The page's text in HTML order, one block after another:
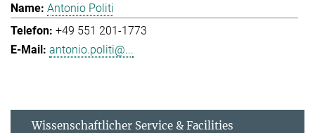
Antonio Politi
+49 551 201-1773
antonio.politi@...
Wissenschaftlicher Service & Facilities